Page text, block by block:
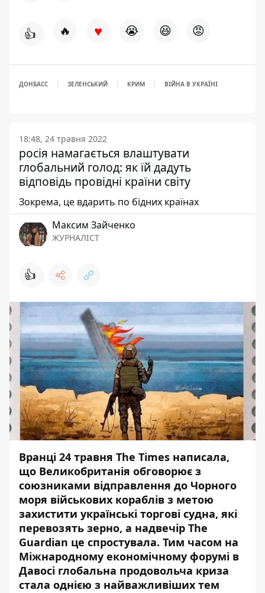
👍 🔥 ♥ 😭 😆 😡
ДОНБАСС ЗЕЛЕНСЬКИЙ КРИМ ВІЙНА В УКРАЇНІ
18:48, 24 травня 2022
росія намагається влаштувати
глобальний голод: як їй дадуть
відповідь провідні країни світу
Зокрема, це вдарить по бідних країнах
Максим Зайченко
ЖУРНАЛІСТ
👍
Вранці 24 травня The Times написала,
що Великобританія обговорює з
союзниками відправлення до Чорного
моря військових кораблів з метою
захистити українські торгові судна, які
перевозять зерно, а надвечір The
Guardian це спростувала. Тим часом на
Міжнародному економічному форумі в
Давосі глобальна продовольча криза
стала однією з найважливіших тем